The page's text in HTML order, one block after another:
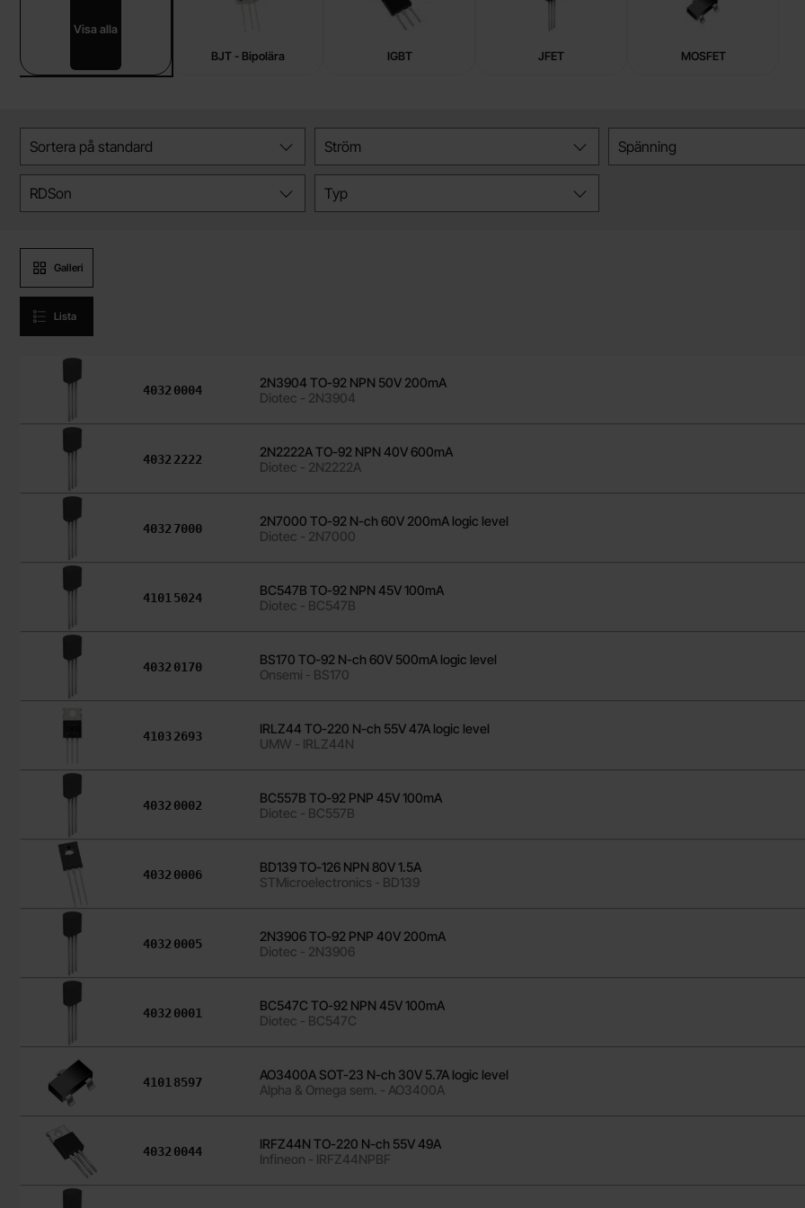
Visa alla
Transistorer
BJT - Bipolära
IGBT JFET MOSFET
Hoppa
över
filtersektionen
Filtrera & sortera
Sortera på standard Ström Spänning
RDSon Typ
Galleri
Lista
produktlista
2N3904 TO-92 NPN 50V 200mA
Diotec - 2N3904
Art. nr
4032 0004
2N2222A TO-92 NPN 40V 600mA
Diotec - 2N2222A
Art. nr
4032 2222
2N7000 TO-92 N-ch 60V 200mA logic level
Diotec - 2N7000
Art. nr
4032 7000
BC547B TO-92 NPN 45V 100mA
Diotec - BC547B
Art. nr
4101 5024
BS170 TO-92 N-ch 60V 500mA logic level
Onsemi - BS170
Art. nr
4032 0170
IRLZ44 TO-220 N-ch 55V 47A logic level
UMW - IRLZ44N
Art. nr
41032693
BC557B TO-92 PNP 45V 100mA
Diotec - BC557B
Art. nr
4032 0002
BD139 TO-126 NPN 80V 1.5A
STMicroelectronics - BD139
Art. nr
4032 0006
2N3906 TO-92 PNP 40V 200mA
Diotec - 2N3906
Art. nr
4032 0005
BC547C TO-92 NPN 45V 100mA
Diotec - BC547C
Art. nr
4032 0001
AO3400A SOT-23 N-ch 30V 5.7A logic level
Alpha & Omega sem. - AO3400A
Art. nr
4101 8597
IRFZ44N TO-220 N-ch 55V 49A
Infineon - IRFZ44NPBF
Art. nr
4032 0044